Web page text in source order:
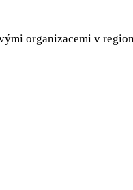
organizacemi v